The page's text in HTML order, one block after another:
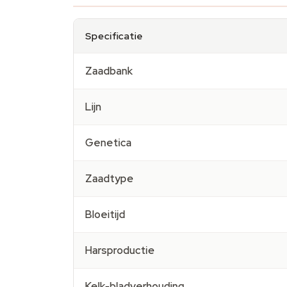
Specificatie
Zaadbank
Lijn
Genetica
Zaadtype
Bloeitijd
Harsproductie